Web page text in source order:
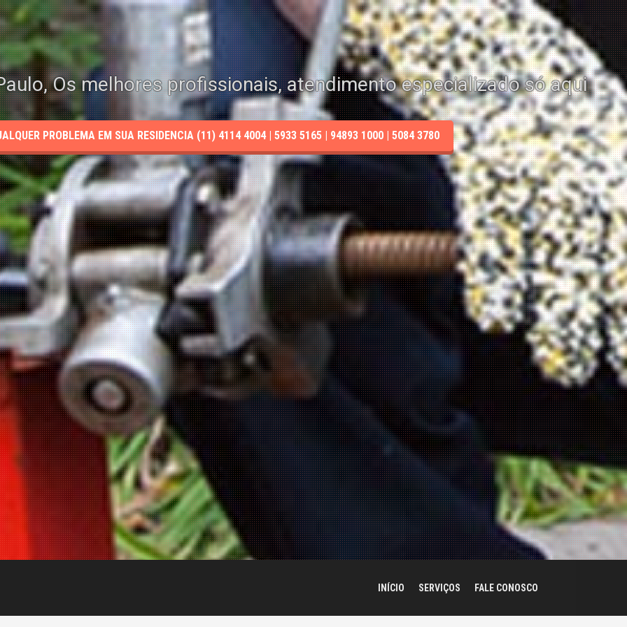
Os melhores profissionais, atendimento especializado só aqui
PROBLEMA EM SUA RESIDENCIA (11) 4114 4004 | 5933 5165 | 94893 1000 | 5084 3780
INÍCIO SERVIÇOS FALE CONOSCO